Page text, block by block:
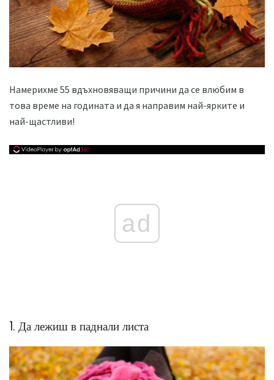
Намерихме 55 вдъхновяващи причини да се влюбим в
това време на годината и да я направим най-ярките и
най-щастливи!
ad
1. Да лежиш в паднали листа